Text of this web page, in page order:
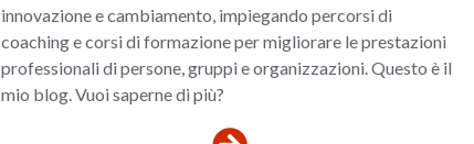
innovazione e cambiamento, impiegando percorsi di
coaching e corsi di formazione per migliorare le prestazioni
professionali di persone, gruppi e organizzazioni. Questo è il
mio blog. Vuoi saperne di più?